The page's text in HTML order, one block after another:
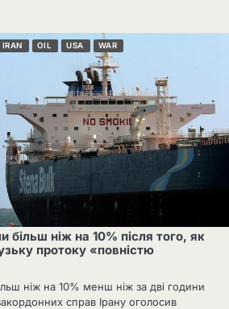
IRAN OIL USA WAR
більш ніж на 10% після того, як
протоку «повністю
ніж на 10% менш ніж за дві години
справ Ірану оголосив